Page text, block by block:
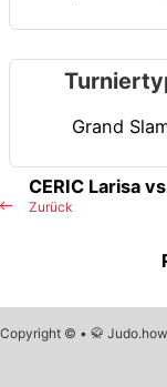
Grand
Zurück
CERIC Larisa
Copyright © • 🥋